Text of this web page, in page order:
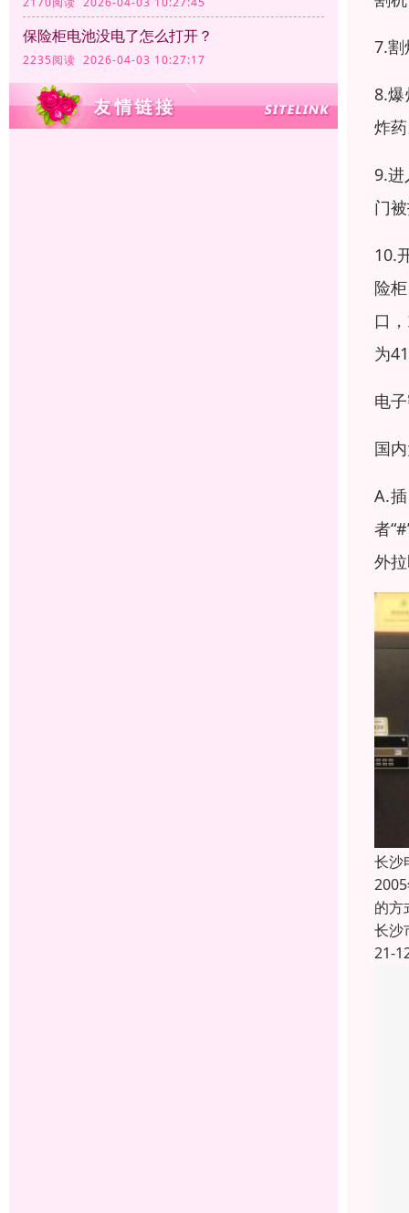
保险柜电池没电了怎么打开？
2235阅读 2026-04-03 10:27:17
7.割
8.
炸
9.
门
10.
险
口
为
电
国
A.
者
外
长沙
的方
长沙
21-